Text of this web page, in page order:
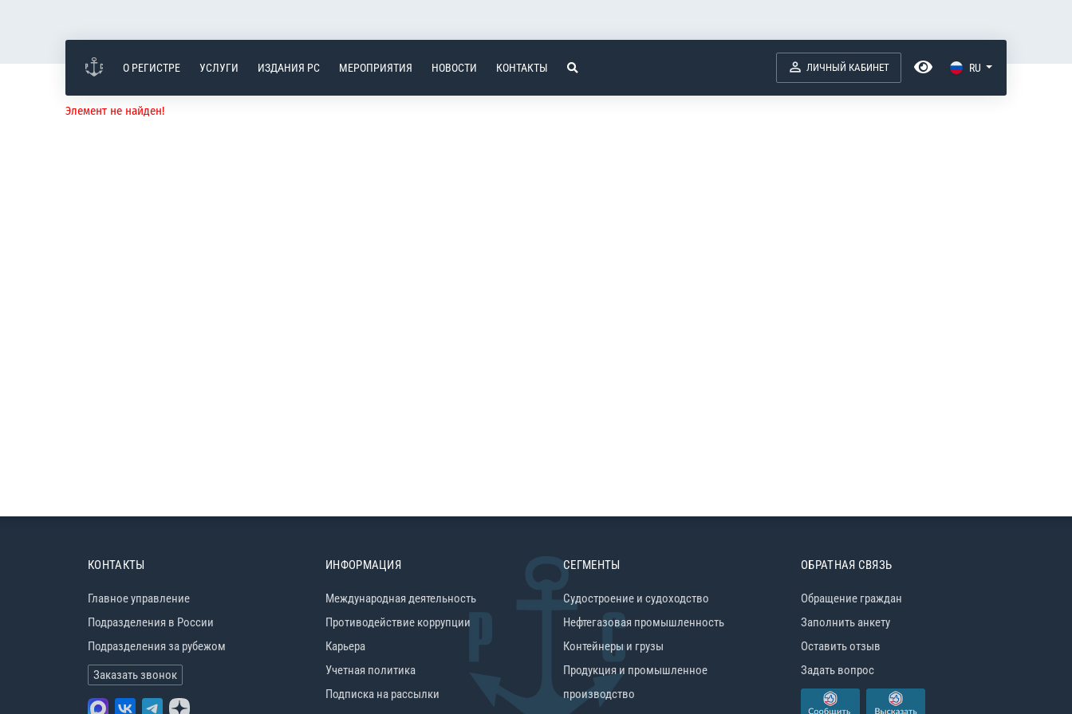
О РЕГИСТРЕ УСЛУГИ ИЗДАНИЯ РС МЕРОПРИЯТИЯ НОВОСТИ КОНТАКТЫ ЛИЧНЫЙ КАБИНЕТ RU
Элемент не найден!
КОНТАКТЫ
Главное управление
Подразделения в России
Подразделения за рубежом
Заказать звонок
ИНФОРМАЦИЯ
Международная деятельность
Противодействие коррупции
Карьера
Учетная политика
Подписка на рассылки
СЕГМЕНТЫ
Судостроение и судоходство
Нефтегазовая промышленность
Контейнеры и грузы
Продукция и промышленное
производство
ОБРАТНАЯ СВЯЗЬ
Обращение граждан
Заполнить анкету
Оставить отзыв
Задать вопрос